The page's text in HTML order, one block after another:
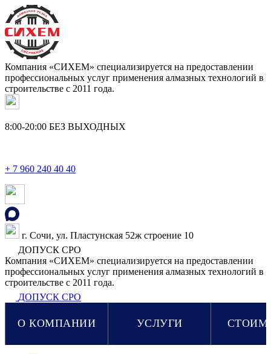
Компания «СИХЕМ» специализируется на предоставлении
профессиональных услуг применения алмазных технологий в
строительстве с 2011 года.
8:00-20:00 БЕЗ ВЫХОДНЫХ
+ 7 960 240 40 40
г. Сочи, ул. Пластунская 52ж строение 10
ДОПУСК СРО
Компания «СИХЕМ» специализируется на предоставлении
профессиональных услуг применения алмазных технологий в
строительстве с 2011 года.
ДОПУСК СРО
О КОМПАНИИ УСЛУГИ